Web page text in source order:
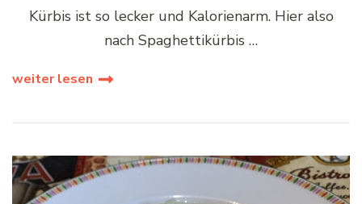
Kürbis ist so lecker und Kalorienarm. Hier also
nach Spaghettikürbis …
weiter lesen